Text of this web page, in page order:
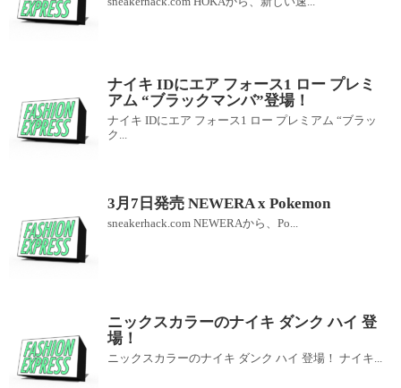
ナイキ IDにエア フォース1 ロー プレミ
アム “ブラックマンバ”登場！
ナイキ IDにエア フォース1 ロー プレミアム “ブラッ
ク...
3月7日発売 NEWERA x Pokemon
sneakerhack.com NEWERAから、Po...
ニックスカラーのナイキ ダンク ハイ 登
場！
ニックスカラーのナイキ ダンク ハイ 登場！ ナイキ...